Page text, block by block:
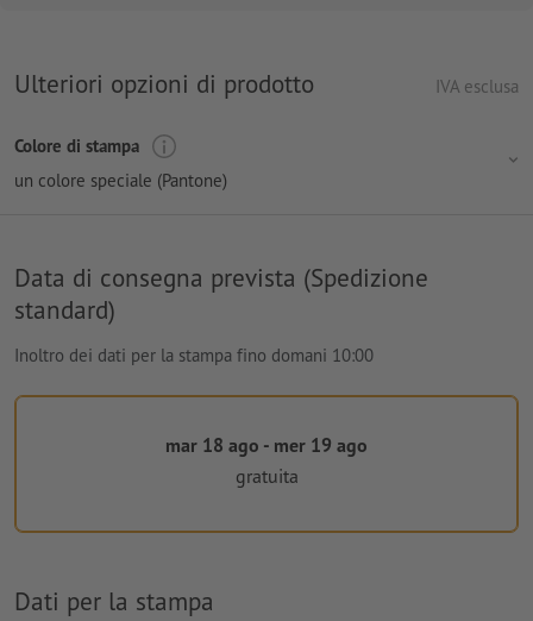
Ulteriori opzioni di prodotto IVA esclusa
Colore di stampa
un colore speciale (Pantone)
Data di consegna prevista (Spedizione
standard)
Inoltro dei dati per la stampa fino domani 10:00
mar 18 ago - mer 19 ago
gratuita
Dati per la stampa